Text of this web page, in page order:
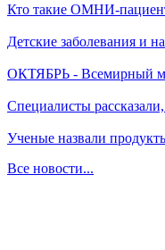
Кто такие ОМНИ-
Детские заболевания и
ОКТЯБРЬ - Всемирный
Специалисты
Ученые назвали
Все новости...